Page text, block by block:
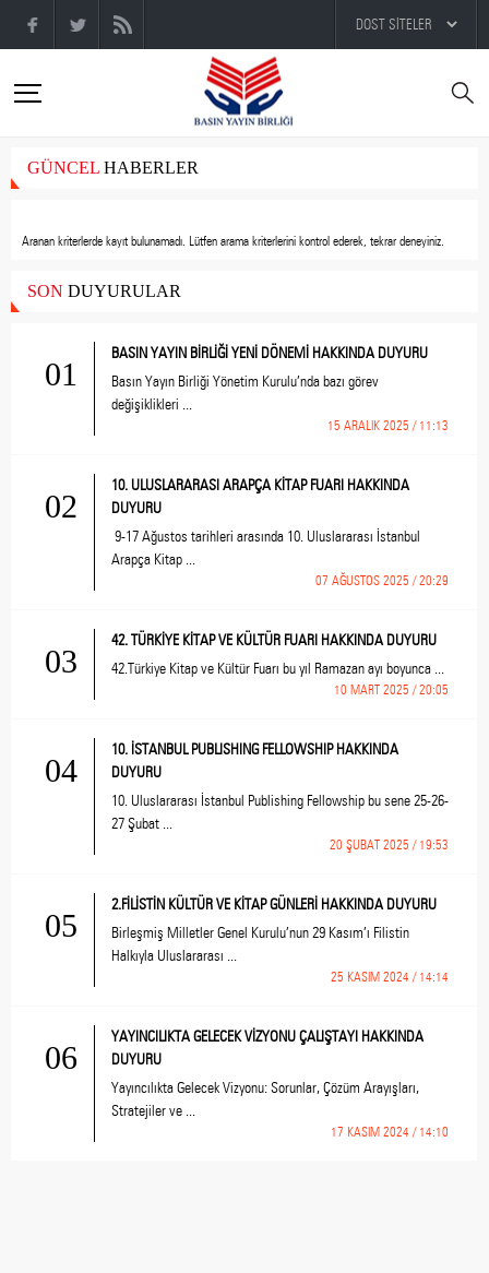
GÜNCEL HABERLER
Aranan kriterlerde kayıt bulunamadı. Lütfen arama kriterlerini kontrol ederek, tekrar deneyiniz.
SON DUYURULAR
01
BASIN YAYIN BİRLİĞİ YENİ DÖNEMİ HAKKINDA DUYURU
Basın Yayın Birliği Yönetim Kurulu’nda bazı görev
değişiklikleri ...
15 ARALIK 2025 / 11:13
02
10. ULUSLARARASI ARAPÇA KİTAP FUARI HAKKINDA
DUYURU
9-17 Ağustos tarihleri arasında 10. Uluslararası İstanbul
Arapça Kitap ...
07 AĞUSTOS 2025 / 20:29
03
42. TÜRKİYE KİTAP VE KÜLTÜR FUARI HAKKINDA DUYURU
42.Türkiye Kitap ve Kültür Fuarı bu yıl Ramazan ayı boyunca ...
10 MART 2025 / 20:05
04
10. İSTANBUL PUBLISHING FELLOWSHIP HAKKINDA
DUYURU
10. Uluslararası İstanbul Publishing Fellowship bu sene 25-26-
27 Şubat ...
20 ŞUBAT 2025 / 19:53
05
2.FİLİSTİN KÜLTÜR VE KİTAP GÜNLERİ HAKKINDA DUYURU
Birleşmiş Milletler Genel Kurulu’nun 29 Kasım’ı Filistin
Halkıyla Uluslararası ...
25 KASIM 2024 / 14:14
06
YAYINCILIKTA GELECEK VİZYONU ÇALIŞTAYI HAKKINDA
DUYURU
Yayıncılıkta Gelecek Vizyonu: Sorunlar, Çözüm Arayışları,
Stratejiler ve ...
17 KASIM 2024 / 14:10